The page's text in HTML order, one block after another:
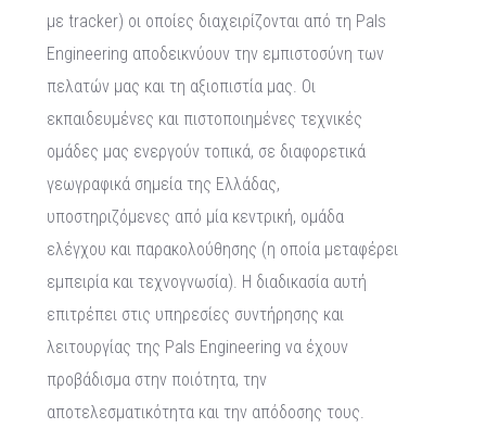
με tracker) οι οποίες διαχειρίζονται από τη Pals
Engineering αποδεικνύουν την εμπιστοσύνη των
πελατών μας και τη αξιοπιστία μας. Οι
εκπαιδευμένες και πιστοποιημένες τεχνικές
ομάδες μας ενεργούν τοπικά, σε διαφορετικά
γεωγραφικά σημεία της Ελλάδας,
υποστηριζόμενες από μία κεντρική, ομάδα
ελέγχου και παρακολούθησης (η οποία μεταφέρει
εμπειρία και τεχνογνωσία). Η διαδικασία αυτή
επιτρέπει στις υπηρεσίες συντήρησης και
λειτουργίας της Pals Engineering να έχουν
προβάδισμα στην ποιότητα, την
αποτελεσματικότητα και την απόδοσης τους.